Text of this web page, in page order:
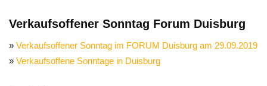
Verkaufsoffener Sonntag Forum Duisburg
» Verkaufsoffener Sonntag im FORUM Duisburg am 29.09.2019
» Verkaufsoffene Sonntage in Duisburg